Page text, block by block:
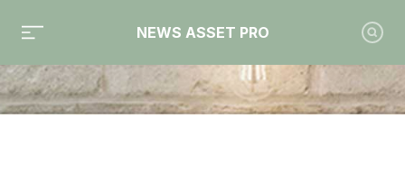
NEWS ASSET PRO
Toute l'actualité sur le tag "Avidan Geissmann"